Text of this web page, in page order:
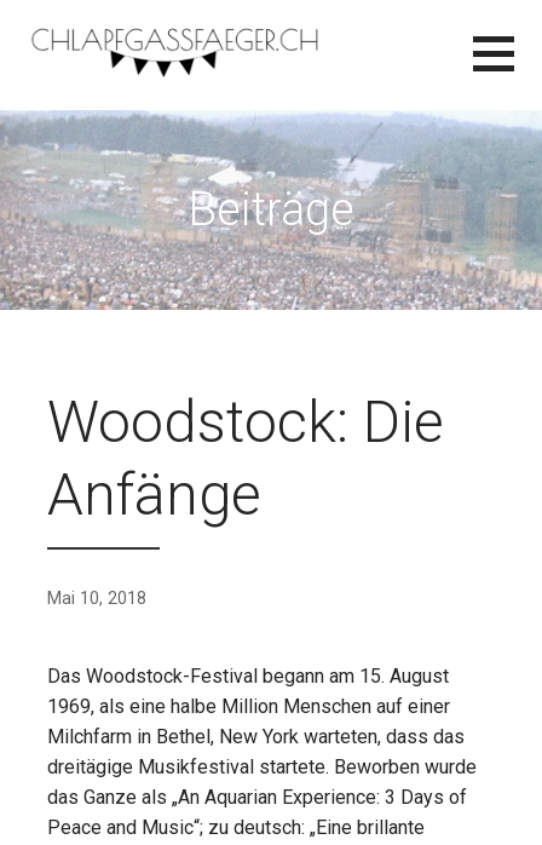
Inhalt
Beiträge
Woodstock: Die
Anfänge
Mai 10, 2018
Das Woodstock-Festival begann am 15. August
1969, als eine halbe Million Menschen auf einer
Milchfarm in Bethel, New York warteten, dass das
dreitägige Musikfestival startete. Beworben wurde
das Ganze als „An Aquarian Experience: 3 Days of
Peace and Music“; zu deutsch: „Eine brillante